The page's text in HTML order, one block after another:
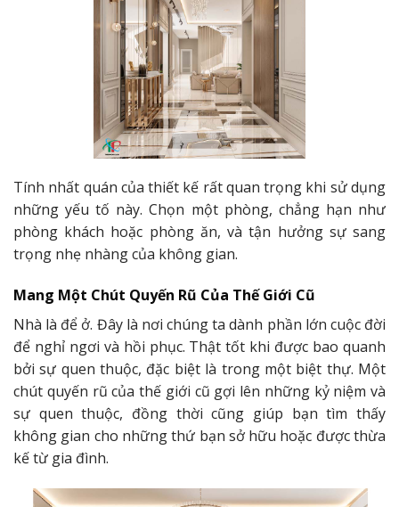
Tính nhất quán của thiết kế rất quan trọng khi sử dụng
những yếu tố này. Chọn một phòng, chẳng hạn như
phòng khách hoặc phòng ăn, và tận hưởng sự sang
trọng nhẹ nhàng của không gian.
Mang Một Chút Quyến Rũ Của Thế Giới Cũ
Nhà là để ở. Đây là nơi chúng ta dành phần lớn cuộc đời
để nghỉ ngơi và hồi phục. Thật tốt khi được bao quanh
bởi sự quen thuộc, đặc biệt là trong một biệt thự. Một
chút quyến rũ của thế giới cũ gợi lên những kỷ niệm và
sự quen thuộc, đồng thời cũng giúp bạn tìm thấy
không gian cho những thứ bạn sở hữu hoặc được thừa
kế từ gia đình.